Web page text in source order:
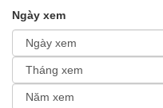
Ngày xem